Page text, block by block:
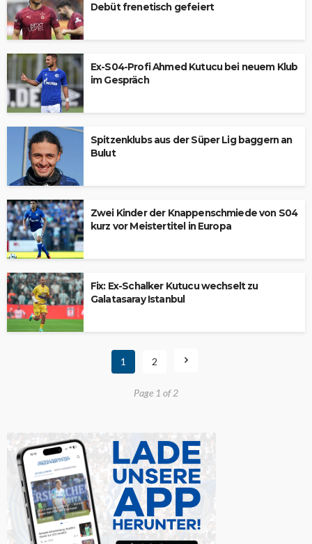
Debüt frenetisch gefeiert
Ex-S04-Profi Ahmed Kutucu bei neuem Klub
im Gespräch
Spitzenklubs aus der Süper Lig baggern an
Bulut
Zwei Kinder der Knappenschmiede von S04
kurz vor Meistertitel in Europa
Fix: Ex-Schalker Kutucu wechselt zu
Galatasaray Istanbul
1 2
Page 1 of 2